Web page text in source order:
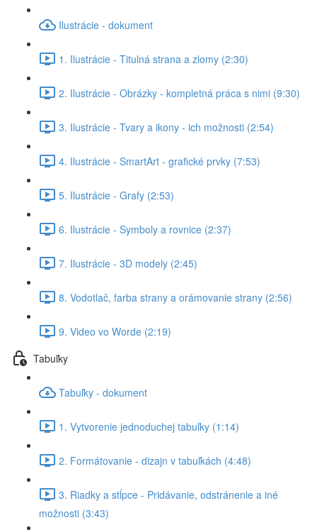
Ilustrácie - dokument
1. Ilustrácie - Titulná strana a zlomy (2:30)
2. Ilustrácie - Obrázky - kompletná práca s nimi (9:30)
3. Ilustrácie - Tvary a ikony - ich možnosti (2:54)
4. Ilustrácie - SmartArt - grafické prvky (7:53)
5. Ilustrácie - Grafy (2:53)
6. Ilustrácie - Symboly a rovnice (2:37)
7. Ilustrácie - 3D modely (2:45)
8. Vodotlač, farba strany a orámovanie strany (2:56)
9. Video vo Worde (2:19)
Tabuľky
Tabuľky - dokument
1. Vytvorenie jednoduchej tabuľky (1:14)
2. Formátovanie - dizajn v tabuľkách (4:48)
3. Riadky a stĺpce - Pridávanie, odstránenie a iné
možnosti (3:43)